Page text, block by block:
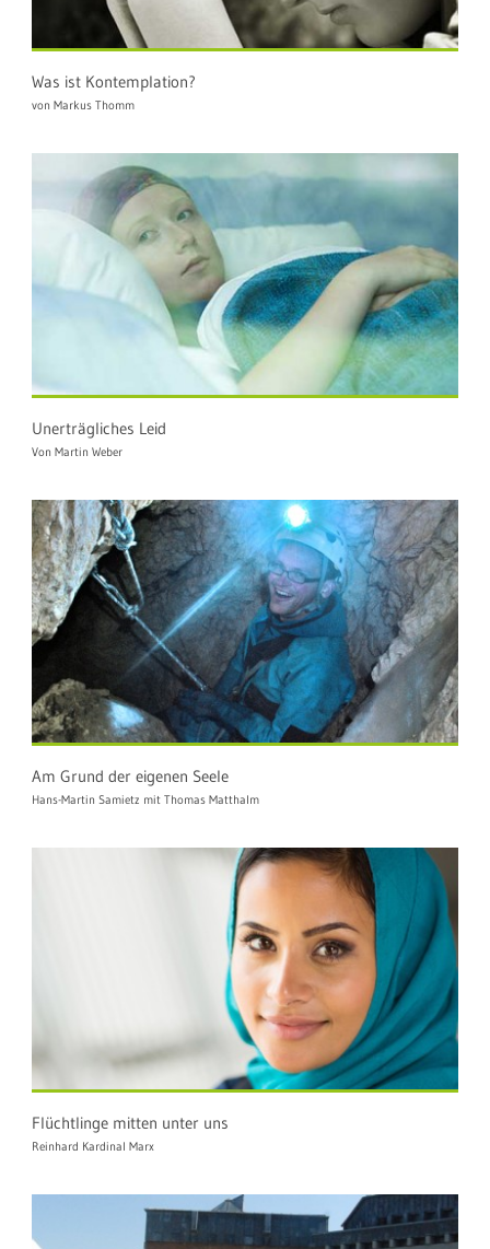
Was ist Kontemplation?
von Markus Thomm
Unerträgliches Leid
Von Martin Weber
Am Grund der eigenen Seele
Hans-Martin Samietz mit Thomas Matthalm
Flüchtlinge mitten unter uns
Reinhard Kardinal Marx